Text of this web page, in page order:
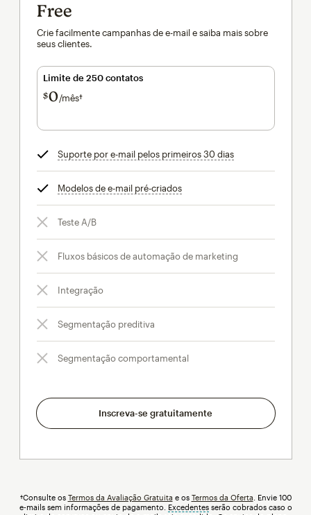
Free
Crie facilmente campanhas de e-mail e saiba mais sobre
seus clientes.
Limite de 250 contatos
$0/mês†por mês†
Suporte por e-mail pelos primeiros 30 diasdica
Modelos de e-mail pré-criadosdica
Teste A/B
Fluxos básicos de automação de marketing
Integração
Segmentação preditiva
Segmentação comportamental
Inscreva-se gratuitamente
†Consulte os Termos da Avaliação Gratuita e os Termos da Oferta . Envie 100
e-mails sem informações de pagamento.
Excedentesdica
serão cobrados caso o